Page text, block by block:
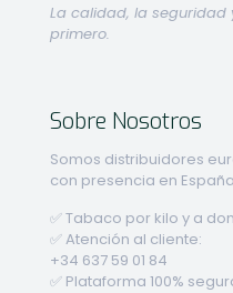
La calidad, la
primero.
Sobre Nosotros
Somos distribuidores
con presencia en
✅ Tabaco por kilo y a
✅ Atención al cliente:
+34 637 59 01 84
✅ Plataforma 100%